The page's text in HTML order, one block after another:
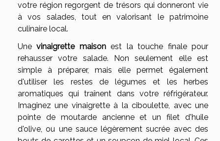
votre région regorgent de trésors qui donneront vie
à vos salades, tout en valorisant le patrimoine
culinaire local.
Unevinaigrette maisonest la touche finale pour
rehausser votre salade. Non seulement elle est
simple à préparer, mais elle permet également
d'utiliser les restes de légumes et les herbes
aromatiques qui traînent dans votre réfrigérateur.
Imaginez une vinaigrette à la ciboulette, avec une
pointe de moutarde ancienne et un filet d'huile
d'olive, ou une sauce légèrement sucrée avec des